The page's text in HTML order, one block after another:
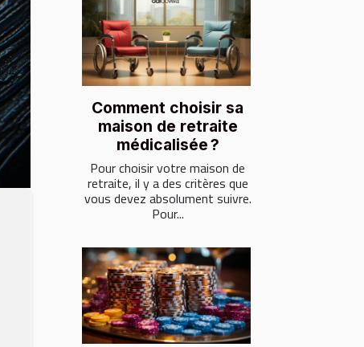
Comment choisir sa
maison de retraite
médicalisée ?
Pour choisir votre maison de
retraite, il y a des critères que
vous devez absolument suivre.
Pour...